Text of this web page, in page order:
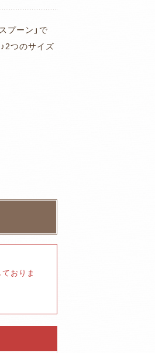
プーン」で
つのサイズ
おりま